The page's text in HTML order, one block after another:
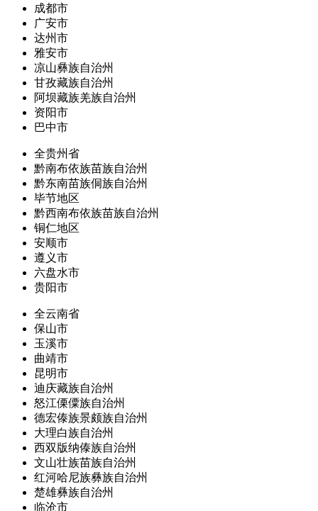
成都市
广安市
达州市
雅安市
凉山彝族自治州
甘孜藏族自治州
阿坝藏族羌族自治州
资阳市
巴中市
全贵州省
黔南布依族苗族自治州
黔东南苗族侗族自治州
毕节地区
黔西南布依族苗族自治州
铜仁地区
安顺市
遵义市
六盘水市
贵阳市
全云南省
保山市
玉溪市
曲靖市
昆明市
迪庆藏族自治州
怒江傈僳族自治州
德宏傣族景颇族自治州
大理白族自治州
西双版纳傣族自治州
文山壮族苗族自治州
红河哈尼族彝族自治州
楚雄彝族自治州
临沧市